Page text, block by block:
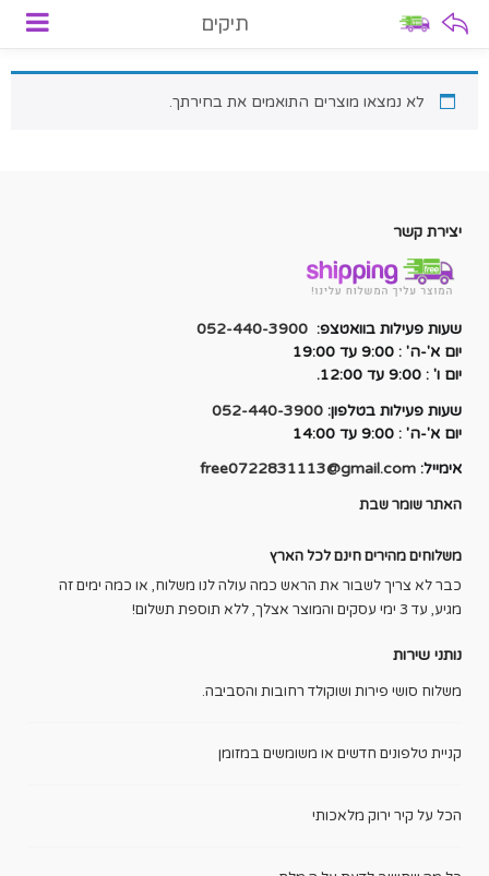
תיקים
לא נמצאו מוצרים התואמים את בחירתך.
יצירת קשר
שעות פעילות בוואטצפ: 052-440-3900
יום א'-ה' : 9:00 עד 19:00
יום ו' : 9:00 עד 12:00.
שעות פעילות בטלפון: 052-440-3900
יום א'-ה' : 9:00 עד 14:00
אימייל: free0722831113@gmail.com
האתר שומר שבת
משלוחים מהירים חינם לכל הארץ
כבר לא צריך לשבור את הראש כמה עולה לנו משלוח, או כמה ימים זה
מגיע, עד 3 ימי עסקים והמוצר אצלך, ללא תוספת תשלום!
נותני שירות
משלוח סושי פירות ושוקולד רחובות והסביבה.
קניית טלפונים חדשים או משומשים במזומן
הכל על קיר ירוק מלאכותי